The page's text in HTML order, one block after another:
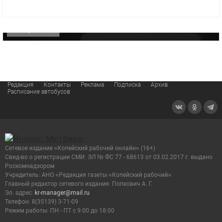
Редакция Контакты Реклама Подписка
Архив
Расписание автобусов
Сетевое издание «Копейский рабочий онлайн» (16+)
Cвид-во о регистрации СМИ: ЭЛ № ФС 77 - 68613 от 03.02.2017 г. выдано
Роскомнадзором
Учредитель: АНО «Редакция газеты «Копейский рабочий»
Главный редактор сетевого издания: Попкович А. Г.
Эл. адрес: kr-manager@mail.ru
Телефон: 8(35139) 3-71-09
Режим работы: ПН - ПТ с 9:00 до 18:00